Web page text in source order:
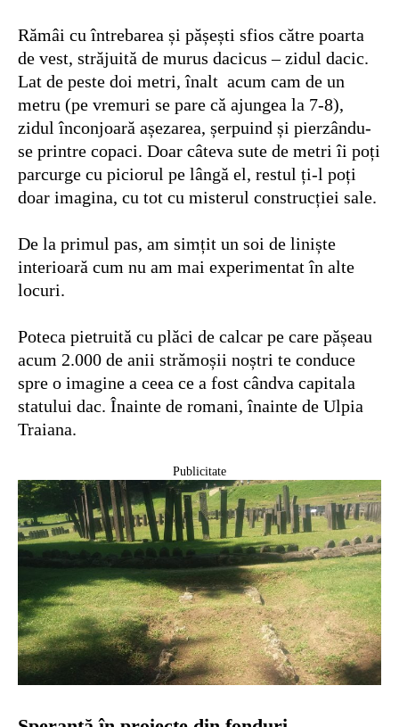
Rămâi cu întrebarea și pășești sfios către poarta
de vest, străjuită de murus dacicus – zidul dacic.
Lat de peste doi metri, înalt acum cam de un
metru (pe vremuri se pare că ajungea la 7-8),
zidul înconjoară așezarea, șerpuind și pierzându-
se printre copaci. Doar câteva sute de metri îi poți
parcurge cu piciorul pe lângă el, restul ți-l poți
doar imagina, cu tot cu misterul construcției sale.
De la primul pas, am simțit un soi de liniște
interioară cum nu am mai experimentat în alte
locuri.
Poteca pietruită cu plăci de calcar pe care pășeau
acum 2.000 de anii strămoșii noștri te conduce
spre o imagine a ceea ce a fost cândva capitala
statului dac. Înainte de romani, înainte de Ulpia
Traiana.
Publicitate